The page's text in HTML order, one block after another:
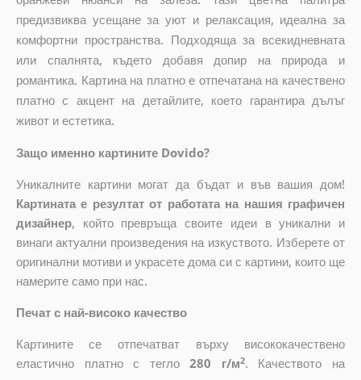
предизвиква усещане за уют и релаксация, идеална за
комфортни пространства. Подходяща за всекидневната
или спалнята, където добавя допир на природа и
романтика. Картина на платно е отпечатана на качествено
платно с акцент на детайлите, което гарантира дълъг
живот и естетика.
Защо именно картините Dovido?
Уникалните картини могат да бъдат и във вашия дом!
Картината е резултат от работата на нашия графичен
дизайнер, койтопревръща своите идеи в уникални и
винаги актуални произведения на изкуството. Изберете от
оригинални мотиви и украсете дома си с картини, които ще
намерите само при нас.
Печат с най-високо качество
Картините се отпечатват върху висококачествено
еластично платно с тегло280 г/м2. Качеството на